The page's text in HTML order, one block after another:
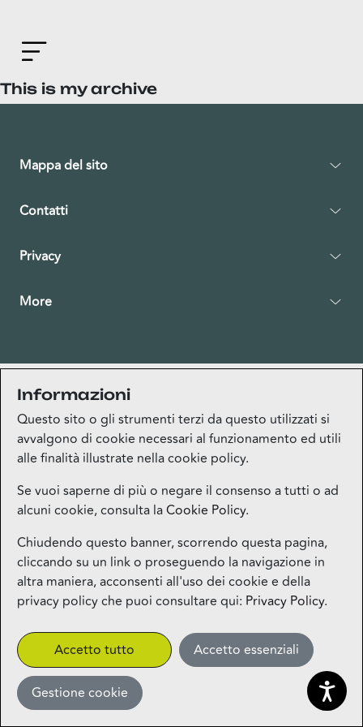
This is my archive
Informazioni
Questo sito o gli strumenti terzi da questo utilizzati si
avvalgono di cookie necessari al funzionamento ed utili
alle finalità illustrate nella cookie policy.
Se vuoi saperne di più o negare il consenso a tutti o ad
alcuni cookie, consulta laCookie Policy.
Chiudendo questo banner, scorrendo questa pagina,
cliccando su un link o proseguendo la navigazione in
altra maniera, acconsenti all'uso dei cookie e della
privacy policy che puoi consultare qui: Privacy Policy.
Accetto tutto Accetto essenziali
Gestione cookie
Mappa del sito
Contatti
Privacy
More